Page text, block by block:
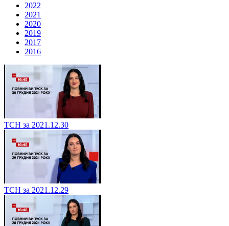
2022
2021
2020
2019
2017
2016
ТСН за 2021.12.30
ТСН за 2021.12.29